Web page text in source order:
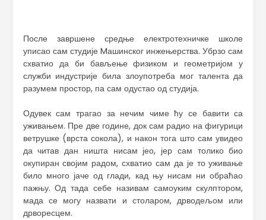
После завршене средње електротехничке школе
уписао сам студије Mашинског инжењерства. Убрзо сам
схватио да би бављење физиком и геометријом у
служби индустрије била злоупотреба мог талента да
разумем простор, па сам одустао од студија.
Одувек сам трагао за нечим чиме ћу се бавити са
уживањем. Пре две године, док сам радио на фигурици
ветрушке (врста сокола), и након тога што сам увидео
да читав дан ништа нисам јео, јер сам толико био
окупиран својим радом, схватио сам да је то уживање
било много јаче од глади, кад њу нисам ни обраћао
пажњу. Од тада себе називам самоуким скулптором,
мада се могу назвати и столаром, дрводељом или
дрворесцем.